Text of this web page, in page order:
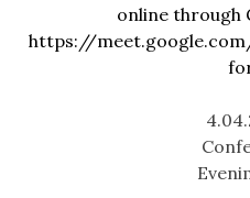
online through
https://